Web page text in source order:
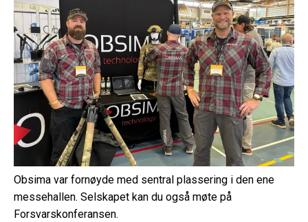
Obsima var fornøyde med sentral plassering i den ene
messehallen. Selskapet kan du også møte på
Forsvarskonferansen.